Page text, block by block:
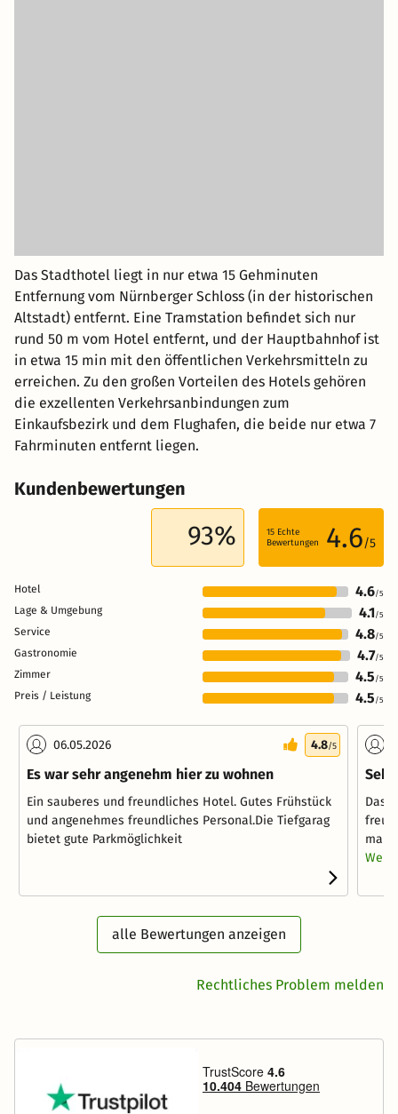
Das Stadthotel liegt in nur etwa 15 Gehminuten
Entfernung vom Nürnberger Schloss (in der historischen
Altstadt) entfernt. Eine Tramstation befindet sich nur
rund 50 m vom Hotel entfernt, und der Hauptbahnhof ist
in etwa 15 min mit den öffentlichen Verkehrsmitteln zu
erreichen. Zu den großen Vorteilen des Hotels gehören
die exzellenten Verkehrsanbindungen zum
Einkaufsbezirk und dem Flughafen, die beide nur etwa 7
Fahrminuten entfernt liegen.
Kundenbewertungen
93% 15 Echte
Bewertungen
4.6/5
Hotel 4.6/5
Lage & Umgebung 4.1/5
Service 4.8/5
Gastronomie 4.7/5
Zimmer 4.5 /5
Preis / Leistung 4.5 /5
06.05.2026 4.8/5
Es war sehr angenehm hier zu wohnen
Ein sauberes und freundliches Hotel. Gutes Frühstück
und angenehmes freundliches Personal.Die Tiefgarag
bietet gute Parkmöglichkeit
Das
man
alle Bewertungen anzeigen
Rechtliches Problem melden